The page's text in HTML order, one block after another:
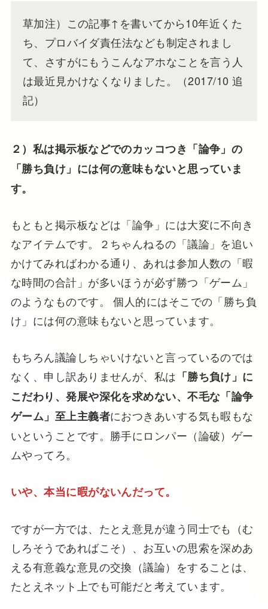
草加注）この記事↑を書いてから10年近くた
ち、プロバイダ責任法なども制定されまし
て、さすがにもうこんなアホなことを言う人
は最近見かけなくなりました。（2017/10 追
記）
２）私は掲示板などでのカッコつき「論争」の
「勝ち負け」には何の意味もないと思っていま
す。
もともと掲示板などは「論争」には大変に不向き
なアイテムです。２ちゃんねるの「議論」を追い
かけてみればわかる通り、あれは参加人数の「暇
な時間の合計」が多いほうが必ず勝つ「ゲーム」
のようなものです。 個人的にはそこでの「勝ち負
け」には何の意味もないと思っています。
もちろん議論しちゃいけないと言っているのでは
なく、申し訳ありませんが、私は 「勝ち負け」に
こだわり、発展や深化を求めない、不毛な「論争
ゲーム」至上主義者におつきあいする気も暇もな
いということです。勝手にロンパー（論破）ゲー
ムやってろ。
いや、本当に暇がないんだって。
ですが一方では、たとえ意見が違う同士でも（む
しろそうであればこそ）、お互いの思索を深めあ
える有意義な意見の交換（議論）をすることは、
たとえネット上でも可能だと考えています。